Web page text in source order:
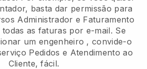
basta dar permissão para
Administrador e Faturamento
as faturas por e-mail. Se
um engenheiro , convide-o
Pedidos e Atendimento ao
Cliente, fácil.